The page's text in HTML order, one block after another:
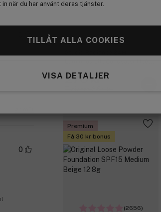
när du har använt deras tjänster.
TILLÅT ALLA COOKIES
VISA DETALJER
MAC
276 kr
Premium
Få 30 kr bonus
(2656)
0